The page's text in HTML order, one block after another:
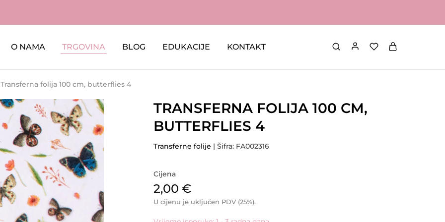
O NAMA TRGOVINA BLOG EDUKACIJE KONTAKT
Transferna folija 100 cm, butterflies 4
TRANSFERNA FOLIJA 100 CM,
BUTTERFLIES 4
Transferne folije | Šifra: FA002316
Cijena
2,00 €
U cijenu je uključen PDV (25%).